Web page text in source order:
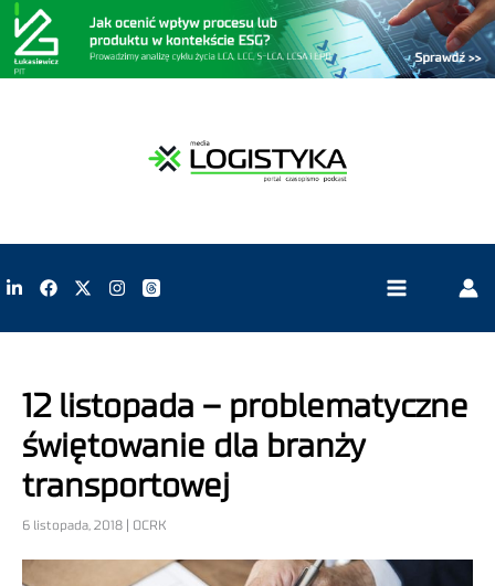
12 listopada – problematyczne
świętowanie dla branży
transportowej
6 listopada, 2018 | OCRK